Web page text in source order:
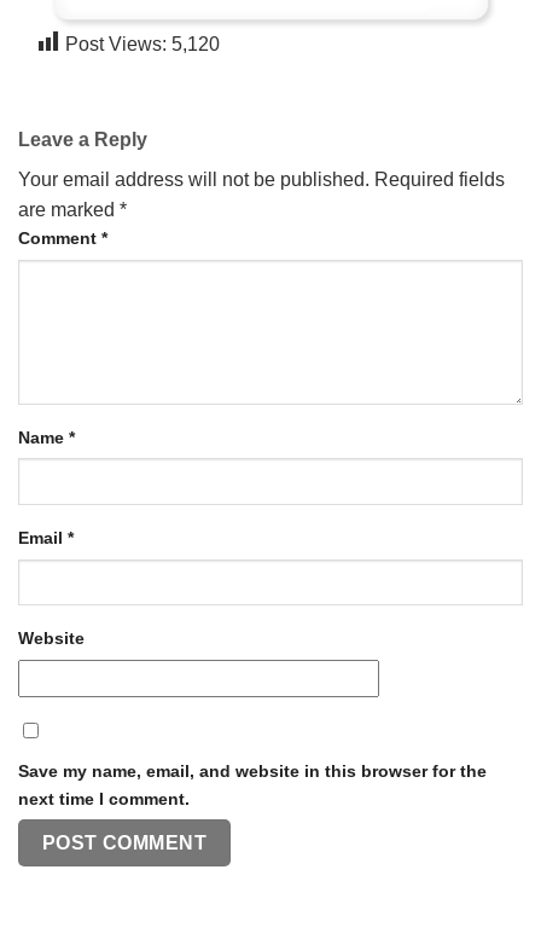
Post Views: 5,120
Leave a Reply
Your email address will not be published. Required fields
are marked *
Comment *
Name *
Email *
Website
Save my name, email, and website in this browser for the
next time I comment.